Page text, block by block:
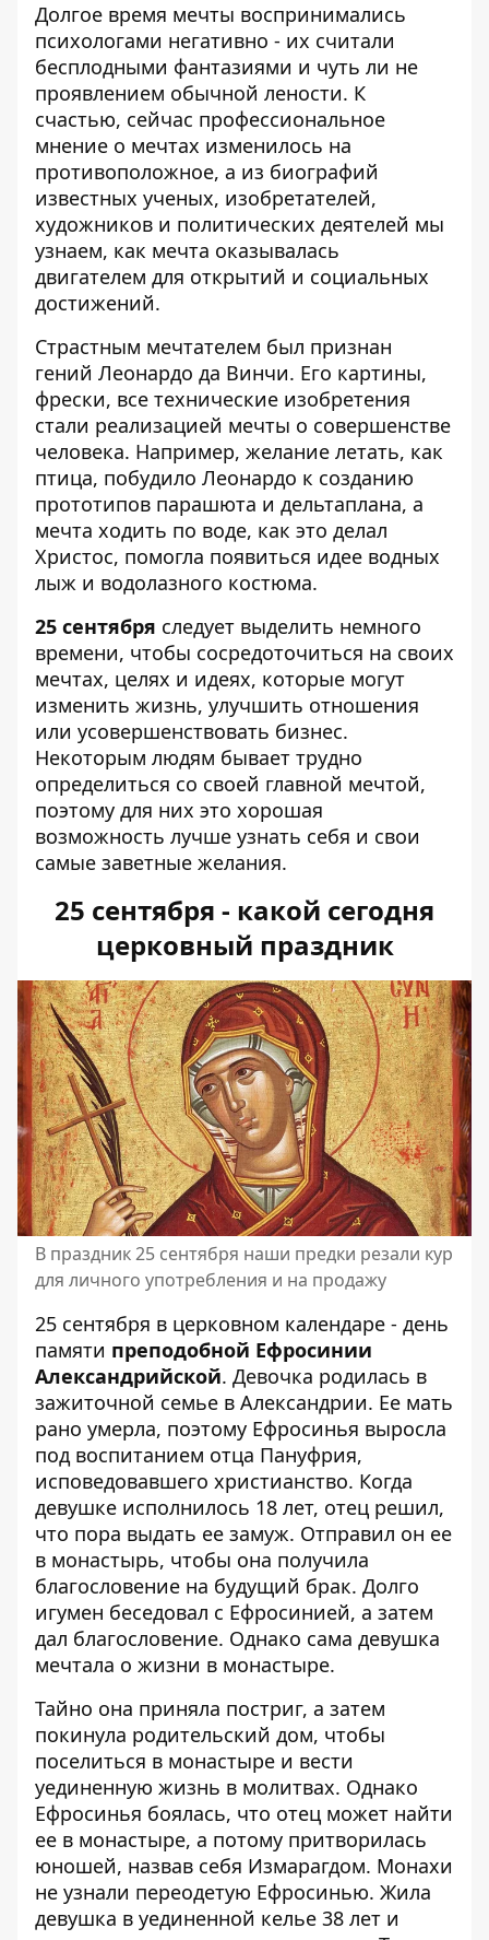
Долгое время мечты воспринимались
психологами негативно - их считали
бесплодными фантазиями и чуть ли не
проявлением обычной лености. К
счастью, сейчас профессиональное
мнение о мечтах изменилось на
противоположное, а из биографий
известных ученых, изобретателей,
художников и политических деятелей мы
узнаем, как мечта оказывалась
двигателем для открытий и социальных
достижений.
Страстным мечтателем был признан
гений Леонардо да Винчи. Его картины,
фрески, все технические изобретения
стали реализацией мечты о совершенстве
человека. Например, желание летать, как
птица, побудило Леонардо к созданию
прототипов парашюта и дельтаплана, а
мечта ходить по воде, как это делал
Христос, помогла появиться идее водных
лыж и водолазного костюма.
25 сентября следует выделить немного
времени, чтобы сосредоточиться на своих
мечтах, целях и идеях, которые могут
изменить жизнь, улучшить отношения
или усовершенствовать бизнес.
Некоторым людям бывает трудно
определиться со своей главной мечтой,
поэтому для них это хорошая
возможность лучше узнать себя и свои
самые заветные желания.
25 сентября - какой сегодня
церковный праздник
В праздник 25 сентября наши предки резали кур
для личного употребления и на продажу
25 сентября в церковном календаре - день
памяти преподобной Ефросинии
Александрийской. Девочка родилась в
зажиточной семье в Александрии. Ее мать
рано умерла, поэтому Ефросинья выросла
под воспитанием отца Пануфрия,
исповедовавшего христианство. Когда
девушке исполнилось 18 лет, отец решил,
что пора выдать ее замуж. Отправил он ее
в монастырь, чтобы она получила
благословение на будущий брак. Долго
игумен беседовал с Ефросинией, а затем
дал благословение. Однако сама девушка
мечтала о жизни в монастыре.
Тайно она приняла постриг, а затем
покинула родительский дом, чтобы
поселиться в монастыре и вести
уединенную жизнь в молитвах. Однако
Ефросинья боялась, что отец может найти
ее в монастыре, а потому притворилась
юношей, назвав себя Измарагдом. Монахи
не узнали переодетую Ефросинью. Жила
девушка в уединенной келье 38 лет и